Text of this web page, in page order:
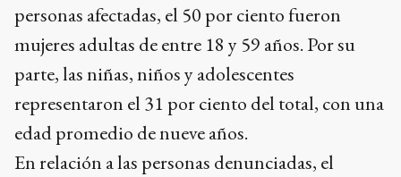
personas afectadas, el 50 por ciento fueron
mujeres adultas de entre 18 y 59 años. Por su
parte, las niñas, niños y adolescentes
representaron el 31 por ciento del total, con una
edad promedio de nueve años.
En relación a las personas denunciadas, el